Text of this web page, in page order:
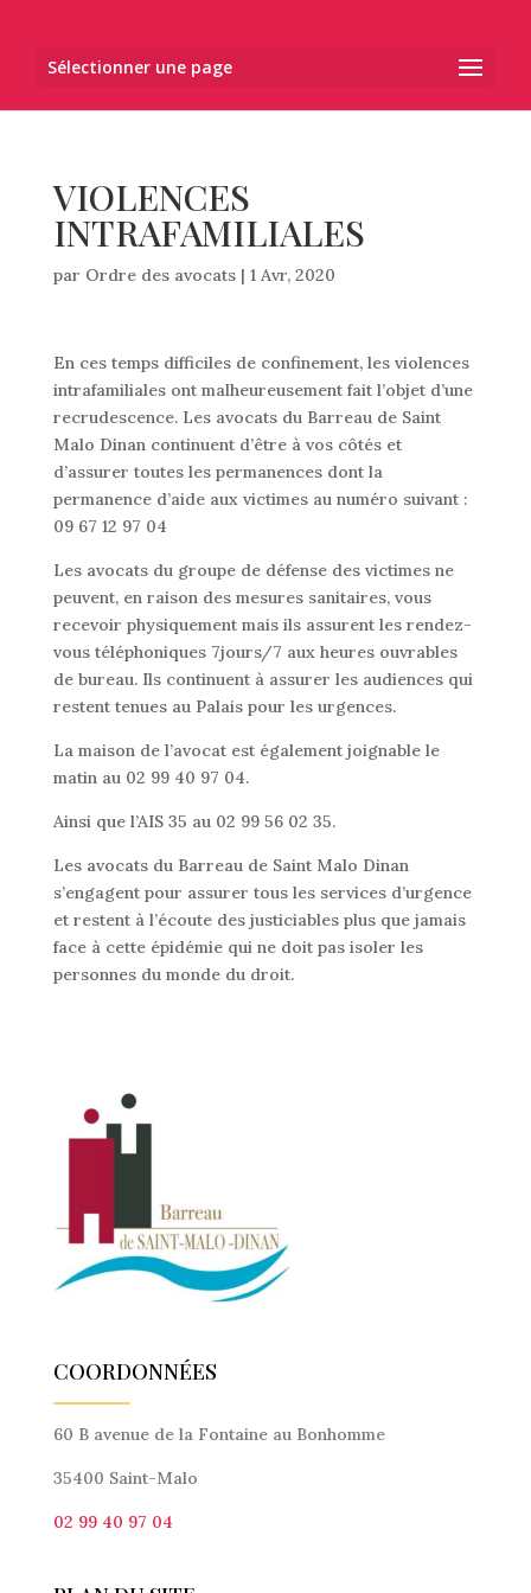
Sélectionner une page
VIOLENCES
INTRAFAMILIALES
par Ordre des avocats| 1 Avr, 2020
En ces temps difficiles de confinement, les violences
intrafamiliales ont malheureusement fait l’objet d’une
recrudescence. Les avocats du Barreau de Saint
Malo Dinan continuent d’être à vos côtés et
d’assurer toutes les permanences dont la
permanence d’aide aux victimes au numéro suivant :
09 67 12 97 04
Les avocats du groupe de défense des victimes ne
peuvent, en raison des mesures sanitaires, vous
recevoir physiquement mais ils assurent les rendez-
vous téléphoniques 7jours/7 aux heures ouvrables
de bureau. Ils continuent à assurer les audiences qui
restent tenues au Palais pour les urgences.
La maison de l’avocat est également joignable le
matin au 02 99 40 97 04.
Ainsi que l’AIS 35 au 02 99 56 02 35.
Les avocats du Barreau de Saint Malo Dinan
s’engagent pour assurer tous les services d’urgence
et restent à l’écoute des justiciables plus que jamais
face à cette épidémie qui ne doit pas isoler les
personnes du monde du droit.
COORDONNÉES
60 B avenue de la Fontaine au Bonhomme
35400 Saint-Malo
02 99 40 97 04